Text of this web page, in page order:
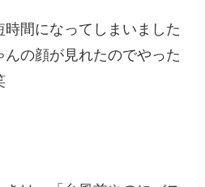
間になってしまいました
の顔が見れたのでやった